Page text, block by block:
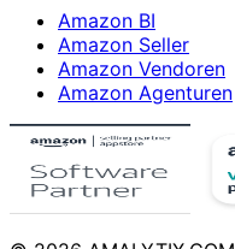
Amazon BI
Amazon Seller
Amazon Vendoren
Amazon Agenturen